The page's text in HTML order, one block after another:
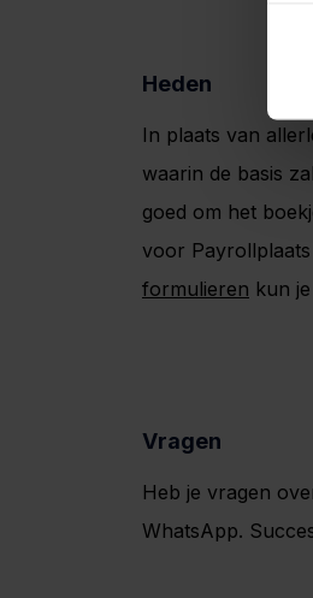
Heden
In plaats van
waarin de basis
goed om het
voor
formulieren kun
Vragen
Heb je vragen
WhatsApp.